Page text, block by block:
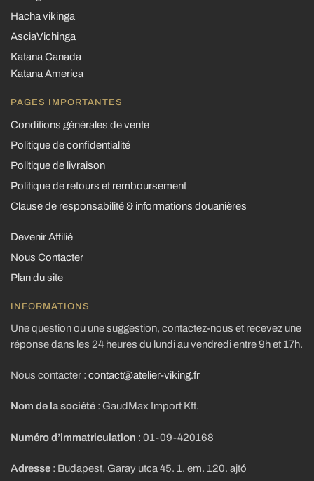
Hacha vikinga
AsciaVichinga
Katana Canada
Katana America
PAGES IMPORTANTES
Conditions générales de vente
Politique de confidentialité
Politique de livraison
Politique de retours et remboursement
Clause de responsabilité & informations douanières
Devenir Affilié
Nous Contacter
Plan du site
INFORMATIONS
Une question ou une suggestion, contactez-nous et recevez une
réponse dans les 24 heures du lundi au vendredi entre 9h et 17h.
Nous contacter : contact@atelier-viking.fr
Nom de la société : GaudMax Import Kft.
Numéro d’immatriculation : 01-09-420168
Adresse : Budapest, Garay utca 45. 1. em. 120. ajtó